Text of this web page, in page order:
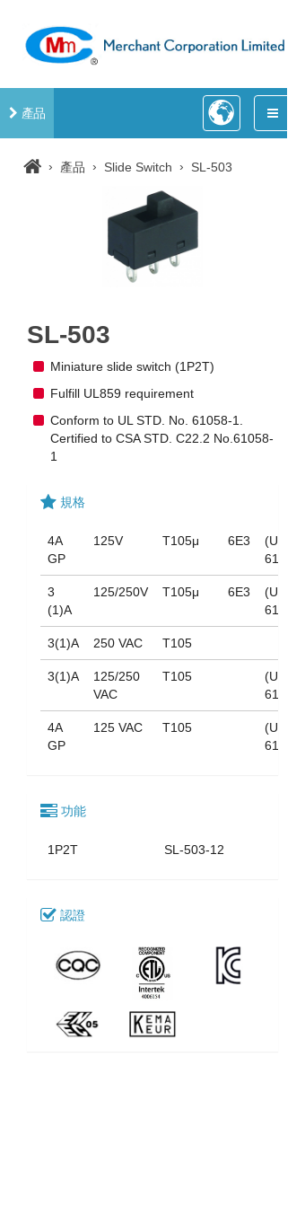
產品
› 產品 › Slide Switch › SL-503
SL-503
Miniature slide switch (1P2T)
Fulfill UL859 requirement
Conform to UL STD. No. 61058-1.
Certified to CSA STD. C22.2 No.61058-
1
規格
4A
GP
125V T105μ 6E3
(UL
61058)
3
(1)A
125/250V T105μ 6E3
(UL
61058)
3(1)A 250 VAC T105
3(1)A
125/250
VAC
T105
(UL
61058)
4A
GP
125 VAC T105
(UL
61058)
功能
1P2T SL-503-12
認證